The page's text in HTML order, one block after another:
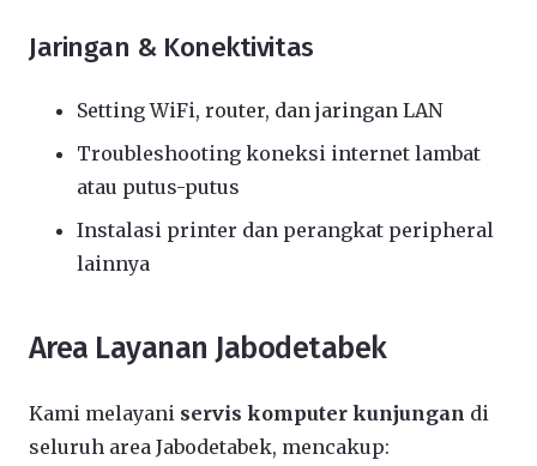
Jaringan & Konektivitas
Setting WiFi, router, dan jaringan LAN
Troubleshooting koneksi internet lambat
atau putus-putus
Instalasi printer dan perangkat peripheral
lainnya
Area Layanan Jabodetabek
Kami melayani servis komputer kunjungan di
seluruh area Jabodetabek, mencakup: